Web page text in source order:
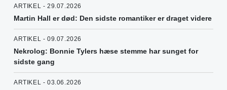
ARTIKEL - 29.07.2026
Martin Hall er død: Den sidste romantiker er draget videre
ARTIKEL - 09.07.2026
Nekrolog: Bonnie Tylers hæse stemme har sunget for
sidste gang
ARTIKEL - 03.06.2026